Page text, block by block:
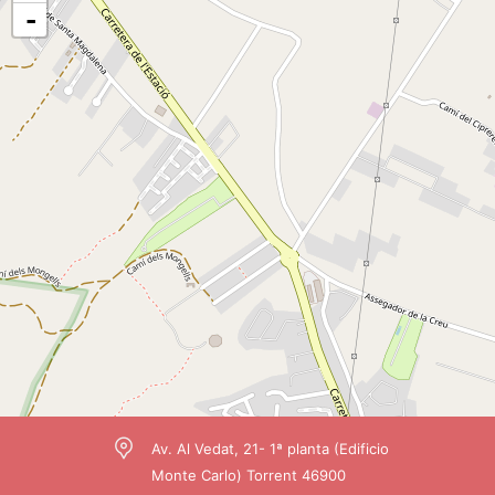
-
Av. Al Vedat, 21- 1ª planta (Edificio
Monte Carlo) Torrent 46900